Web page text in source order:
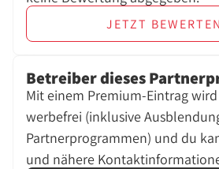
JETZT BEWERTEN
Betreiber dieses
Mit einem Premium-Eintrag
werbefrei (inklusive
Partnerprogrammen) und du
und nähere